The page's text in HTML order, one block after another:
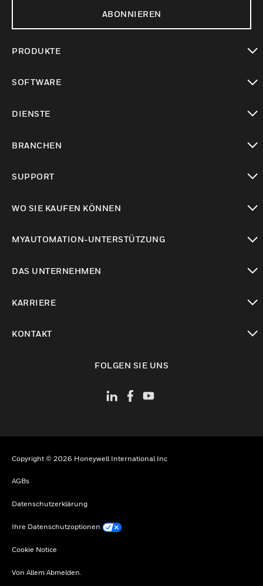
ABONNIEREN
PRODUKTE
SOFTWARE
DIENSTE
BRANCHEN
SUPPORT
WO SIE KAUFEN KÖNNEN
MYAUTOMATION-UNTERSTÜTZUNG
DAS UNTERNEHMEN
KARRIERE
KONTAKT
FOLGEN SIE UNS
Copyright © 2026 Honeywell International Inc
AGBs
Datenschutzerklärung
Ihre Datenschutzoptionen
Cookie Notice
Von Allem Abmelden.